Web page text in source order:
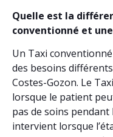
Quelle est la
conventionné et une
Un Taxi
des besoins
Costes-Gozon. Le
lorsque le patient
pas de soins pendant
intervient lorsque